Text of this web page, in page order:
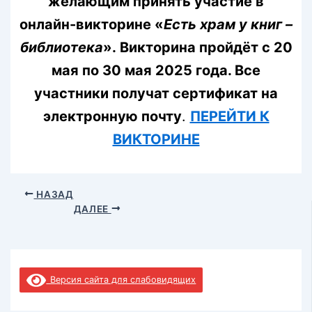
онлайн-викторине «Есть храм у книг –
библиотека». Викторина пройдёт с 20
мая по 30 мая 2025 года. Все
участники получат сертификат на
электронную почту. ПЕРЕЙТИ К
ВИКТОРИНЕ
НАЗАД
ДАЛЕЕ
Версия сайта для слабовидящих